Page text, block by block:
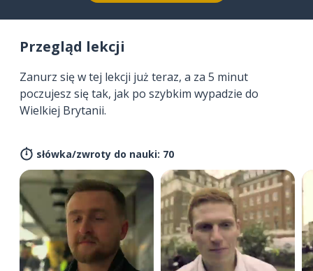
Przegląd lekcji
Zanurz się w tej lekcji już teraz, a za 5 minut
poczujesz się tak, jak po szybkim wypadzie do
Wielkiej Brytanii.
słówka/zwroty do nauki: 70